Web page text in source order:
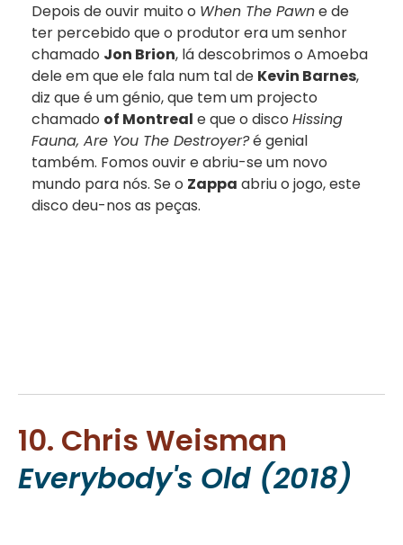
Depois de ouvir muito o When The Pawne de
ter percebido que o produtor era um senhor
chamado Jon Brion, lá descobrimos o Amoeba
dele em que ele fala num tal de Kevin Barnes,
diz que é um génio, que tem um projecto
chamado of Montreal e que o disco Hissing
Fauna, Are You The Destroyer?é genial
também. Fomos ouvir e abriu-se um novo
mundo para nós. Se o Zappa abriu o jogo, este
disco deu-nos as peças.
10. Chris Weisman
Everybody's Old (2018)